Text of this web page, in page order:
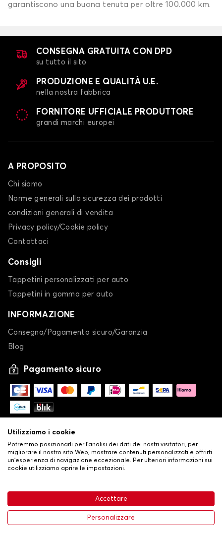
323
Tappetini per MAZDA 626
garantiscono una buona tenuta per oltre 100.000 km.
CONSEGNA GRATUITA CON DPD
su tutto il sito
PRODUZIONE E QUALITÀ U.E.
nella nostra fabbrica
FORNITORE UFFICIALE PRODUTTORE
grandi marchi europei
A PROPOSITO
Chi siamo
Norme generali sulla sicurezza dei prodotti
condizioni generali di vendita
Privacy policy/Cookie policy
Contattaci
Consigli
Tappetini personalizzati per auto
Tappetini in gomma per auto
INFORMAZIONE
Consegna/Pagamento sicuro/Garanzia
Blog
Pagamento sicuro
Condizioni generali di vendita•
Politica sulla privacy e sui cookie•Livraison
Utilizziamo i cookie
Potremmo posizionarli per l'analisi dei dati dei nostri visitatori, per
migliorare il nostro sito Web, mostrare contenuti personalizzati e offrirti
un'esperienza di navigazione eccezionale. Per ulteriori informazioni sui
cookie utilizziamo aprire le impostazioni.
Accettare
Personalizzare